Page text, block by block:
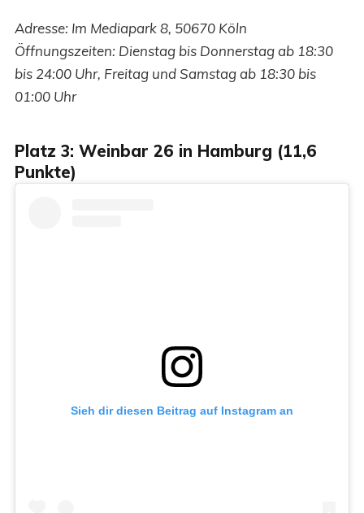
Adresse: Im Mediapark 8, 50670 Köln
Öffnungszeiten: Dienstag bis Donnerstag ab 18:30
bis 24:00 Uhr, Freitag und Samstag ab 18:30 bis
01:00 Uhr
Platz 3: Weinbar 26 in Hamburg (11,6
Punkte)
Sieh dir diesen Beitrag auf Instagram an